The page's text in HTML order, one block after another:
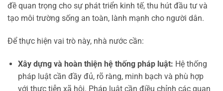
đề quan trọng cho sự phát triển kinh tế, thu hút đầu tư và
tạo môi trường sống an toàn, lành mạnh cho người dân.
Để thực hiện vai trò này, nhà nước cần:
Xây dựng và hoàn thiện hệ thống pháp luật: Hệ thống
pháp luật cần đầy đủ, rõ ràng, minh bạch và phù hợp
với thực tiễn xã hội. Pháp luật cần điều chỉnh các quan